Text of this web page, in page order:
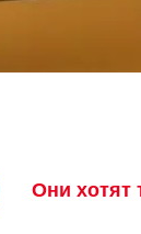
Они хотят